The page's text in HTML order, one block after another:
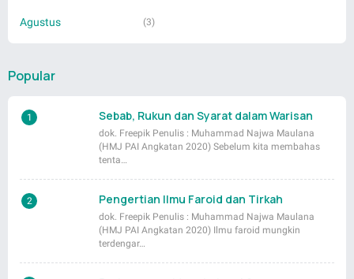
Agustus (3)
Popular
Sebab, Rukun dan Syarat dalam Warisan
dok. Freepik Penulis : Muhammad Najwa Maulana
(HMJ PAI Angkatan 2020) Sebelum kita membahas
tenta…
Pengertian Ilmu Faroid dan Tirkah
dok. Freepik Penulis : Muhammad Najwa Maulana
(HMJ PAI Angkatan 2020) Ilmu faroid mungkin
terdengar…